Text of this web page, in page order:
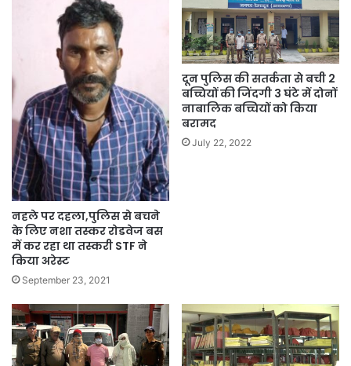
नहले पर दहला,पुलिस से बचने
के लिए नशा तस्कर रोडवेज बस
में कर रहा था तस्करी STF ने
किया अरेस्ट
September 23, 2021
दून पुलिस की सतर्कता से बची 2
बच्चियों की जिंदगी 3 घंटे में दोनों
नाबालिक बच्चियों को किया
बरामद
July 22, 2022